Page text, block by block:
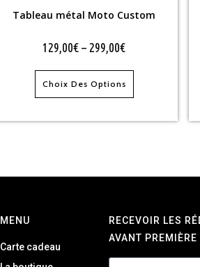
Tableau métal Moto Custom
129,00€ – 299,00€
Choix Des Options
MENU
Carte cadeau
RECEVOIR LES
AVANT